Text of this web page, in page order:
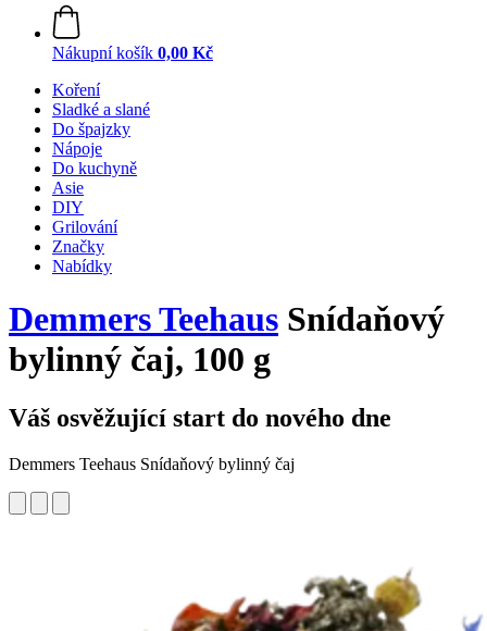
Nákupní košík 0,00 Kč
Koření
Sladké a slané
Do špajzky
Nápoje
Do kuchyně
Asie
DIY
Grilování
Značky
Nabídky
Demmers Teehaus Snídaňový
bylinný čaj, 100 g
Váš osvěžující start do nového dne
Demmers Teehaus Snídaňový bylinný čaj